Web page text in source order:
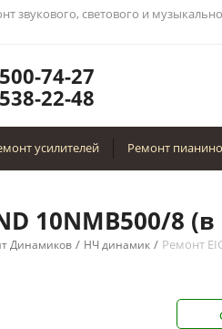
звукового, светового и
74-27
22-48
усилителей Ремонт пианино
10NMB500/8
Динамиков / НЧ динамик / Ремонт